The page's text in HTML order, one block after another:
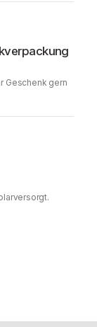
Geschenk gern